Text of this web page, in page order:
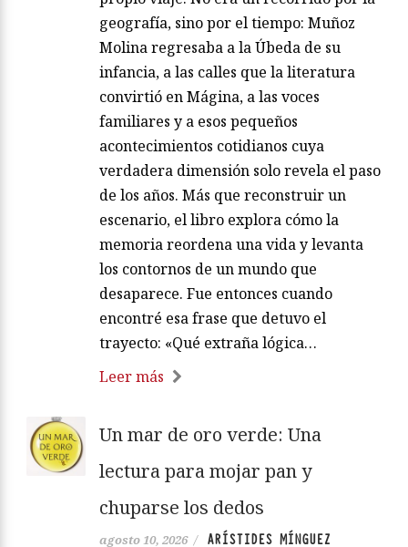
geografía, sino por el tiempo: Muñoz
Molina regresaba a la Úbeda de su
infancia, a las calles que la literatura
convirtió en Mágina, a las voces
familiares y a esos pequeños
acontecimientos cotidianos cuya
verdadera dimensión solo revela el paso
de los años. Más que reconstruir un
escenario, el libro explora cómo la
memoria reordena una vida y levanta
los contornos de un mundo que
desaparece. Fue entonces cuando
encontré esa frase que detuvo el
trayecto: «Qué extraña lógica…
Leer más
Un mar de oro verde: Una
lectura para mojar pan y
chuparse los dedos
agosto 10, 2026 /
ARÍSTIDES MÍNGUEZ